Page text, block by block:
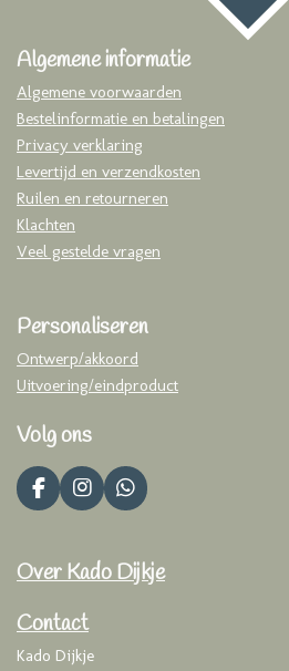
Algemene informatie
Algemene voorwaarden
Bestelinformatie en betalingen
Privacy verklaring
Levertijd en verzendkosten
Ruilen en retourneren
Klachten
Veel gestelde vragen
Personaliseren
Ontwerp/akkoord
Uitvoering/eindproduct
Volg ons
F
a
b
o
k
I
n
a
r
a
m
W
h
s
Over Kado Dijkje
Contact
Kado Dijkje